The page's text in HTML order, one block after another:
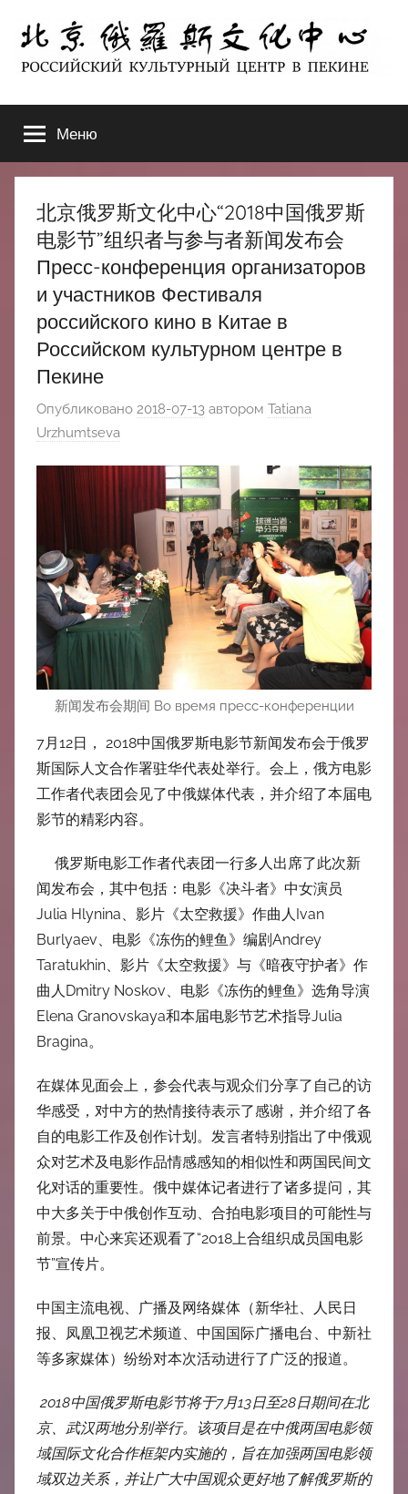
содержимому
北
京
俄
罗
斯
文
化
中
心
ЦЕНТР
В
ПЕКИНЕ
Меню
北京俄罗斯文化中心“2018中国俄罗斯
电影节”组织者与参与者新闻发布会
Пресс-конференция организаторов
и участников Фестиваля
российского кино в Китае в
Российском культурном центре в
Пекине
Опубликовано 2018-07-13 автором Tatiana
Urzhumtseva
新闻发布会期间 Во время пресс-конференции
7月12日， 2018中国俄罗斯电影节新闻发布会于俄罗
斯国际人文合作署驻华代表处举行。会上，俄方电影
工作者代表团会见了中俄媒体代表，并介绍了本届电
影节的精彩内容。
俄罗斯电影工作者代表团一行多人出席了此次新
闻发布会，其中包括：电影《决斗者》中女演员
Julia Hlynina、影片《太空救援》作曲人Ivan
Burlyaev、电影《冻伤的鲤鱼》编剧Andrey
Taratukhin、影片《太空救援》与《暗夜守护者》作
曲人Dmitry Noskov、电影《冻伤的鲤鱼》选角导演
Elena Granovskaya和本届电影节艺术指导Julia
Bragina。
在媒体见面会上，参会代表与观众们分享了自己的访
华感受，对中方的热情接待表示了感谢，并介绍了各
自的电影工作及创作计划。发言者特别指出了中俄观
众对艺术及电影作品情感感知的相似性和两国民间文
化对话的重要性。俄中媒体记者进行了诸多提问，其
中大多关于中俄创作互动、合拍电影项目的可能性与
前景。中心来宾还观看了“2018上合组织成员国电影
节”宣传片。
中国主流电视、广播及网络媒体（新华社、人民日
报、凤凰卫视艺术频道、中国国际广播电台、中新社
等多家媒体）纷纷对本次活动进行了广泛的报道。
2018中国俄罗斯电影节将于7月13日至28日期间在北
京、武汉两地分别举行。该项目是在中俄两国电影领
域国际文化合作框架内实施的， 旨在加强两国电影领
域双边关系，并让广大中国观众更好地了解俄罗斯的